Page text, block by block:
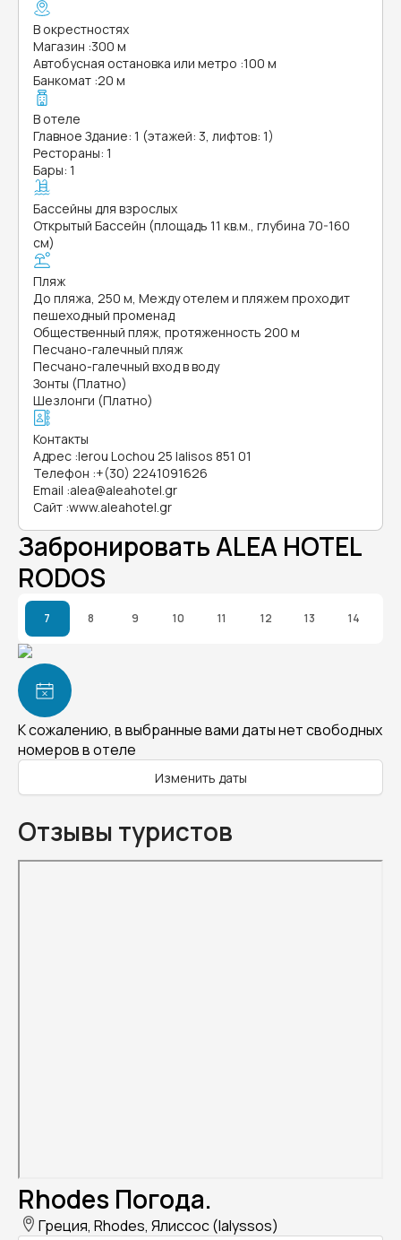
В окрестностях
Магазин :300 м
Автобусная остановка или метро :100 м
Банкомат :20 м
В отеле
Главное Здание: 1 (этажей: 3, лифтов: 1)
Рестораны: 1
Бары: 1
Бассейны для взрослых
Открытый Бассейн (площадь 11 кв.м., глубина 70-160
см)
Пляж
До пляжа, 250 м, Между отелем и пляжем проходит
пешеходный променад
Общественный пляж, протяженность 200 м
Песчано-галечный пляж
Песчано-галечный вход в воду
Зонты (Платно)
Шезлонги (Платно)
Контакты
Адрес :Ierou Lochou 25 Ialisos 851 01
Телефон :+(30) 2241091626
Email :alea@aleahotel.gr
Сайт :www.aleahotel.gr
Забронировать ALEA HOTEL
RODOS
7 8 9 10 11 12 13 14
К сожалению, в выбранные вами даты нет свободных
номеров в отеле
Изменить даты
Отзывы туристов
Rhodes Погода.
Греция, Rhodes, Ялиссос (Ialyssos)